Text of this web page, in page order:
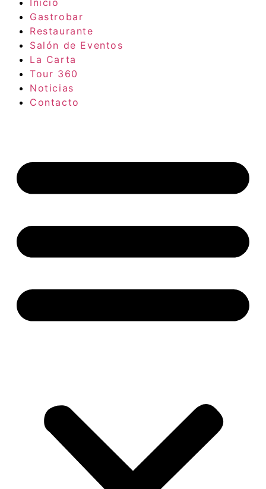
Inicio
Gastrobar
Restaurante
Salón de Eventos
La Carta
Tour 360
Noticias
Contacto